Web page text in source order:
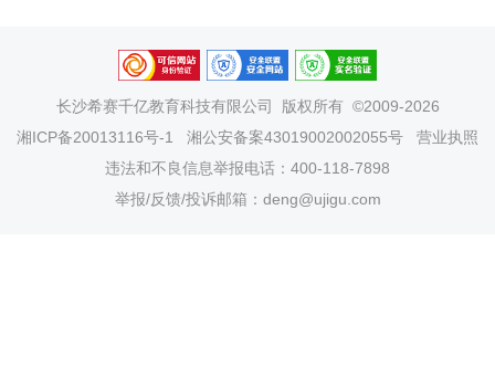
长沙希赛千亿教育科技有限公司
版权所有 ©2009-2026
湘ICP备20013116号-1
湘公安备案43019002002055号
营业执照
违法和不良信息举报电话：400-118-7898
举报/反馈/投诉邮箱：deng@ujigu.com